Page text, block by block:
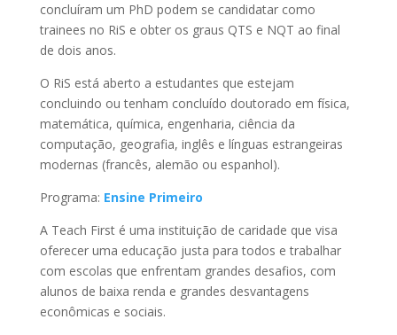
concluíram um PhD podem se candidatar como
trainees no RiS e obter os graus QTS e NQT ao final
de dois anos.
O RiS está aberto a estudantes que estejam
concluindo ou tenham concluído doutorado em física,
matemática, química, engenharia, ciência da
computação, geografia, inglês e línguas estrangeiras
modernas (francês, alemão ou espanhol).
Programa: Ensine Primeiro
A Teach First é uma instituição de caridade que visa
oferecer uma educação justa para todos e trabalhar
com escolas que enfrentam grandes desafios, com
alunos de baixa renda e grandes desvantagens
econômicas e sociais.